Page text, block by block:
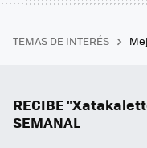
TEMAS DE INTERÉS
RECIBE
SEMANAL